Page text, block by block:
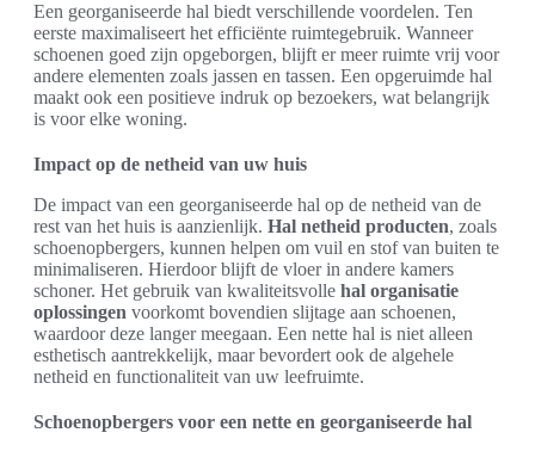
Een georganiseerde hal biedt verschillende voordelen. Ten
eerste maximaliseert het efficiënte ruimtegebruik. Wanneer
schoenen goed zijn opgeborgen, blijft er meer ruimte vrij voor
andere elementen zoals jassen en tassen. Een opgeruimde hal
maakt ook een positieve indruk op bezoekers, wat belangrijk
is voor elke woning.
Impact op de netheid van uw huis
De impact van een georganiseerde hal op de netheid van de
rest van het huis is aanzienlijk. Hal netheid producten, zoals
schoenopbergers, kunnen helpen om vuil en stof van buiten te
minimaliseren. Hierdoor blijft de vloer in andere kamers
schoner. Het gebruik van kwaliteitsvolle hal organisatie
oplossingen voorkomt bovendien slijtage aan schoenen,
waardoor deze langer meegaan. Een nette hal is niet alleen
esthetisch aantrekkelijk, maar bevordert ook de algehele
netheid en functionaliteit van uw leefruimte.
Schoenopbergers voor een nette en georganiseerde hal